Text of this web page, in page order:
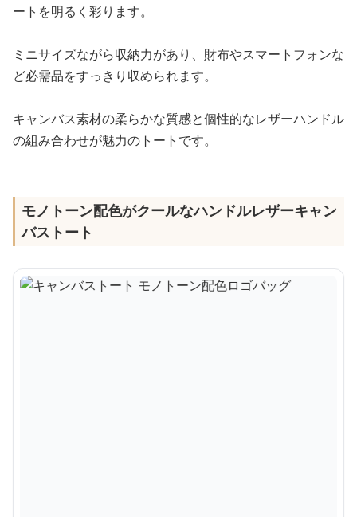
ートを明るく彩ります。
ミニサイズながら収納力があり、財布やスマートフォンな
ど必需品をすっきり収められます。
キャンバス素材の柔らかな質感と個性的なレザーハンドル
の組み合わせが魅力のトートです。
モノトーン配色がクールなハンドルレザーキャン
バストート